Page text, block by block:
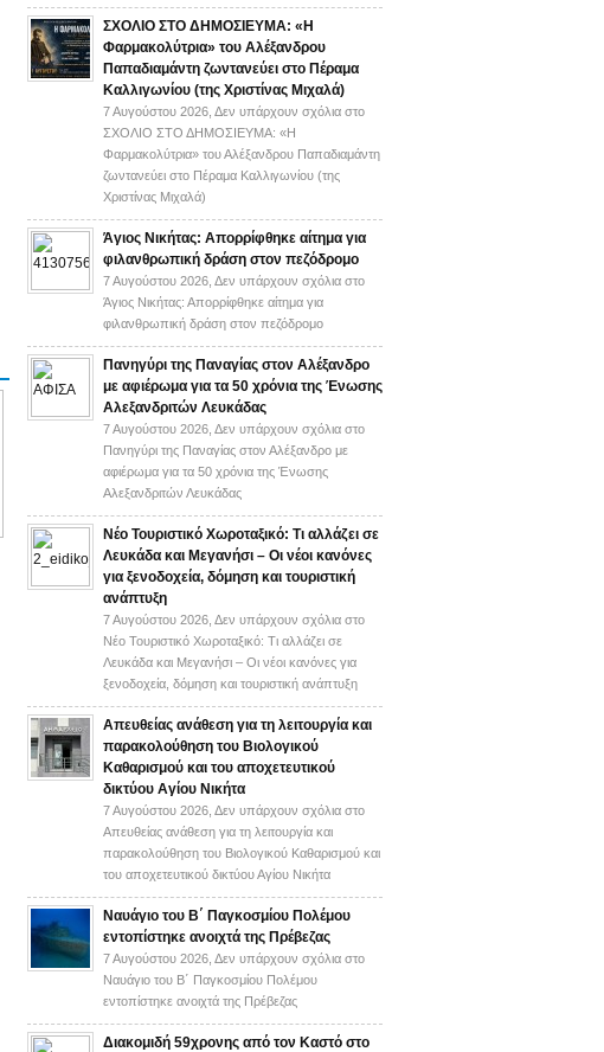
ΣΧΟΛΙΟ ΣΤΟ ΔΗΜΟΣΙΕΥΜΑ: «Η
Φαρμακολύτρια» του Αλέξανδρου
Παπαδιαμάντη ζωντανεύει στο Πέραμα
Καλλιγωνίου (της Χριστίνας Μιχαλά)
7 Αυγούστου 2026, Δεν υπάρχουν σχόλια στο
ΣΧΟΛΙΟ ΣΤΟ ΔΗΜΟΣΙΕΥΜΑ: «Η
Φαρμακολύτρια» του Αλέξανδρου Παπαδιαμάντη
ζωντανεύει στο Πέραμα Καλλιγωνίου (της
Χριστίνας Μιχαλά)
Άγιος Νικήτας: Απορρίφθηκε αίτημα για
φιλανθρωπική δράση στον πεζόδρομο
7 Αυγούστου 2026, Δεν υπάρχουν σχόλια στο
Άγιος Νικήτας: Απορρίφθηκε αίτημα για
φιλανθρωπική δράση στον πεζόδρομο
Πανηγύρι της Παναγίας στον Αλέξανδρο
με αφιέρωμα για τα 50 χρόνια της Ένωσης
Αλεξανδριτών Λευκάδας
7 Αυγούστου 2026, Δεν υπάρχουν σχόλια στο
Πανηγύρι της Παναγίας στον Αλέξανδρο με
αφιέρωμα για τα 50 χρόνια της Ένωσης
Αλεξανδριτών Λευκάδας
Νέο Τουριστικό Χωροταξικό: Τι αλλάζει σε
Λευκάδα και Μεγανήσι – Οι νέοι κανόνες
για ξενοδοχεία, δόμηση και τουριστική
ανάπτυξη
7 Αυγούστου 2026, Δεν υπάρχουν σχόλια στο
Νέο Τουριστικό Χωροταξικό: Τι αλλάζει σε
Λευκάδα και Μεγανήσι – Οι νέοι κανόνες για
ξενοδοχεία, δόμηση και τουριστική ανάπτυξη
Απευθείας ανάθεση για τη λειτουργία και
παρακολούθηση του Βιολογικού
Καθαρισμού και του αποχετευτικού
δικτύου Αγίου Νικήτα
7 Αυγούστου 2026, Δεν υπάρχουν σχόλια στο
Απευθείας ανάθεση για τη λειτουργία και
παρακολούθηση του Βιολογικού Καθαρισμού και
του αποχετευτικού δικτύου Αγίου Νικήτα
Ναυάγιο του Β΄ Παγκοσμίου Πολέμου
εντοπίστηκε ανοιχτά της Πρέβεζας
7 Αυγούστου 2026, Δεν υπάρχουν σχόλια στο
Ναυάγιο του Β΄ Παγκοσμίου Πολέμου
εντοπίστηκε ανοιχτά της Πρέβεζας
Διακομιδή 59χρονης από τον Καστό στο